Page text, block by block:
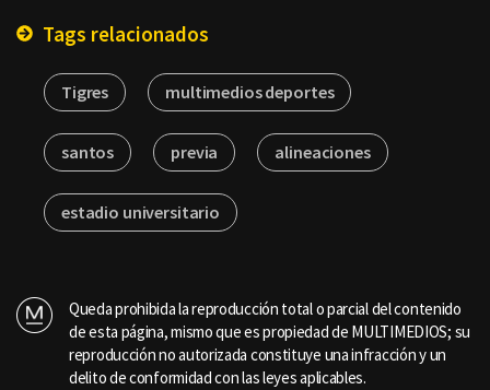
Tags relacionados
Tigres multimedios deportes
santos previa alineaciones
estadio universitario
Queda prohibida la reproducción total o parcial del contenido
de esta página, mismo que es propiedad de MULTIMEDIOS; su
reproducción no autorizada constituye una infracción y un
delito de conformidad con las leyes aplicables.